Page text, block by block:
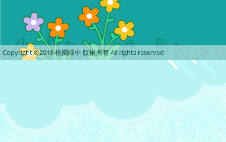
Copyright ©2018 桃園國中 版權所有 All rights reserved